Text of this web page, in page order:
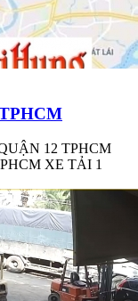
12 TPHCM
XE TẢI 1